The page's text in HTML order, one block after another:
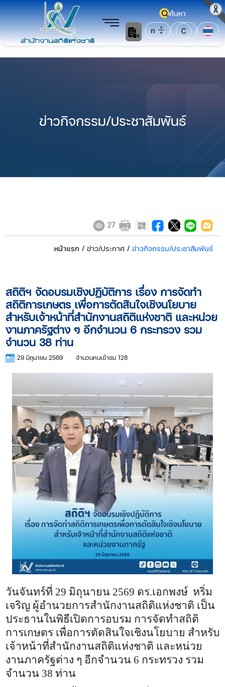
ค้นหา
ก
C
ข่าวกิจกรรม/ประชาสัมพันธ์
27
หน้าแรก / ข่าว/ประกาศ / ข่าวกิจกรรม/ประชาสัมพันธ์
สถิติฯ จัดอบรมเชิงปฏิบัติการ เรื่อง การจัดทำ
สถิติการเกษตร เพื่อการตัดสินใจเชิงนโยบาย
สำหรับเจ้าหน้าที่สำนักงานสถิติแห่งชาติ และหน่วย
งานภาครัฐต่าง ๆ อีกจำนวน 6 กระทรวง รวม
จำนวน 38 ท่าน
29 มิถุนายน 2569 จำนวนคนเข้าชม 128
วันจันทร์ที่ 29 มิถุนายน 2569 ดร.เอกพงษ์ หริ่ม
เจริญ ผู้อำนวยการสำนักงานสถิติแห่งชาติ เป็น
ประธานในพิธีเปิดการอบรม การจัดทำสถิติ
การเกษตร เพื่อการตัดสินใจเชิงนโยบาย สำหรับ
เจ้าหน้าที่สำนักงานสถิติแห่งชาติ และหน่วย
งานภาครัฐต่าง ๆ อีกจำนวน 6 กระทรวง รวม
จำนวน 38 ท่าน